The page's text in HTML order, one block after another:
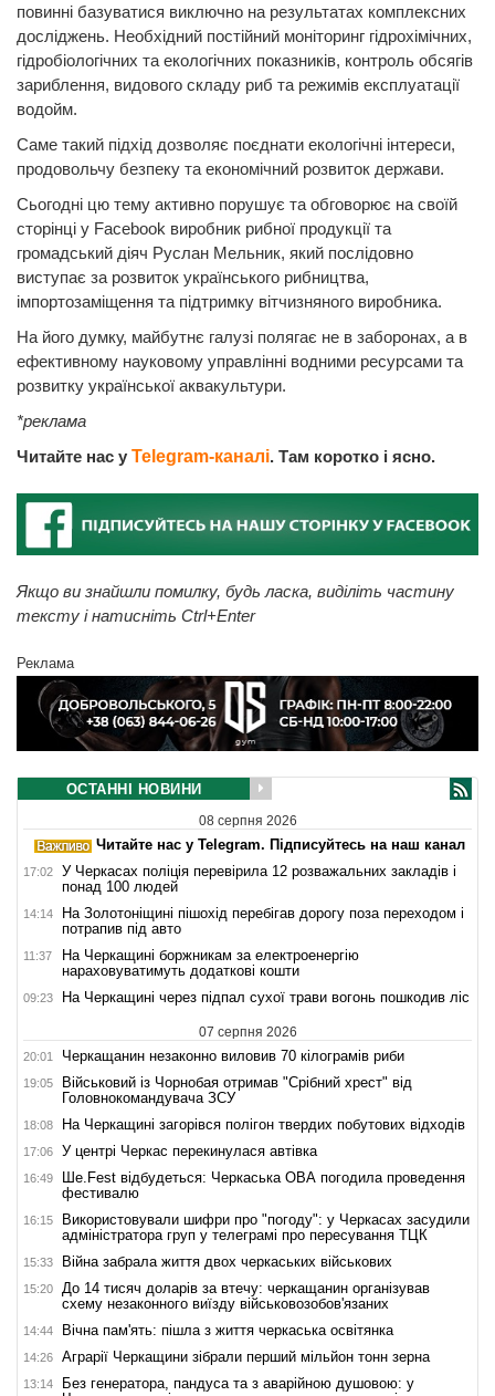
повинні базуватися виключно на результатах комплексних
досліджень. Необхідний постійний моніторинг гідрохімічних,
гідробіологічних та екологічних показників, контроль обсягів
зариблення, видового складу риб та режимів експлуатації
водойм.
Саме такий підхід дозволяє поєднати екологічні інтереси,
продовольчу безпеку та економічний розвиток держави.
Сьогодні цю тему активно порушує та обговорює на своїй
сторінці у Facebook виробник рибної продукції та
громадський діяч Руслан Мельник, який послідовно
виступає за розвиток українського рибництва,
імпортозаміщення та підтримку вітчизняного виробника.
На його думку, майбутнє галузі полягає не в заборонах, а в
ефективному науковому управлінні водними ресурсами та
розвитку української аквакультури.
*реклама
Читайте нас у Telegram-каналі. Там коротко і ясно.
Якщо ви знайшли помилку, будь ласка, виділіть частину
тексту і натисніть Ctrl+Enter
Реклама
ОСТАННІ НОВИНИ
08 серпня 2026
Читайте нас у Telegram. Підписуйтесь на наш канал
17:02
У Черкасах поліція перевірила 12 розважальних закладів і
понад 100 людей
14:14
На Золотоніщині пішохід перебігав дорогу поза переходом і
потрапив під авто
11:37
На Черкащині боржникам за електроенергію
нараховуватимуть додаткові кошти
09:23 На Черкащині через підпал сухої трави вогонь пошкодив ліс
07 серпня 2026
20:01 Черкащанин незаконно виловив 70 кілограмів риби
19:05
Військовий із Чорнобая отримав "Срібний хрест" від
Головнокомандувача ЗСУ
18:08 На Черкащині загорівся полігон твердих побутових відходів
17:06 У центрі Черкас перекинулася автівка
16:49
Ше.Fest відбудеться: Черкаська ОВА погодила проведення
фестивалю
16:15
Використовували шифри про "погоду": у Черкасах засудили
адміністратора груп у телеграмі про пересування ТЦК
15:33 Війна забрала життя двох черкаських військових
15:20
До 14 тисяч доларів за втечу: черкащанин організував
схему незаконного виїзду військовозобов'язаних
14:44 Вічна пам'ять: пішла з життя черкаська освітянка
14:26 Аграрії Черкащини зібрали перший мільйон тонн зерна
13:14
Без генератора, пандуса та з аварійною душовою: у